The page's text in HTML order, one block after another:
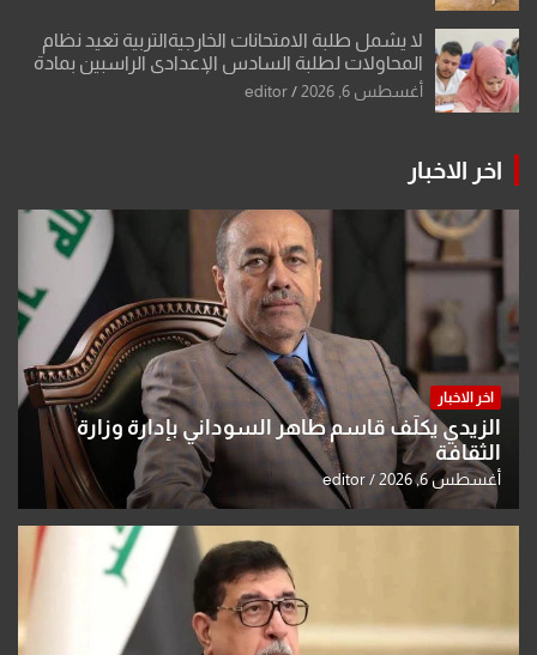
لا يشمل طلبة الامتحانات الخارجيةالتربية تعيد نظام
المحاولات لطلبة السادس الإعدادي الراسبين بمادة
أو مادتين
أغسطس 6, 2026 editor
اخر الاخبار
اخر الاخبار
الزيدي يكلّف قاسم طاهر السوداني بإدارة وزارة
الثقافة
أغسطس 6, 2026 editor